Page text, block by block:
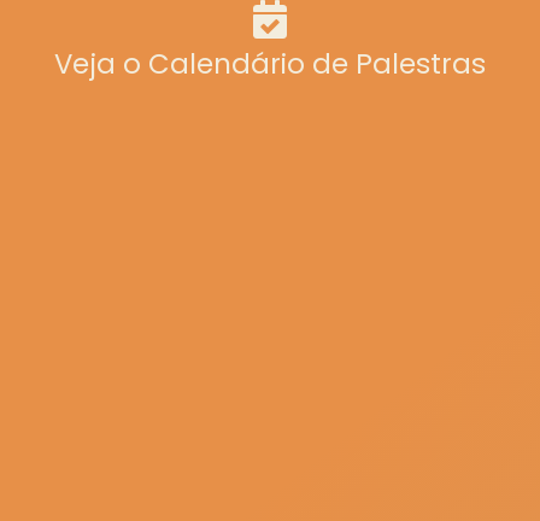
Veja o Calendário de Palestras